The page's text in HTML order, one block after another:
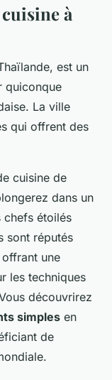
à
est un
quiconque
La ville
qui offrent des
cuisine de
dans un
chefs étoilés
sont réputés
une
les techniques
découvrirez
simples en
de